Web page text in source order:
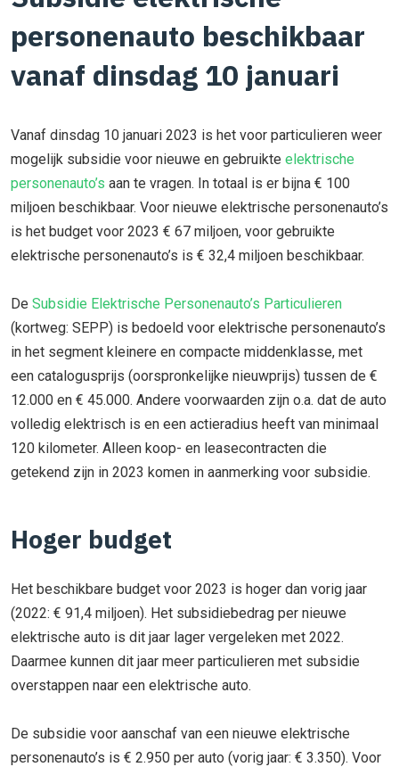
personenauto beschikbaar
vanaf dinsdag 10 januari
Vanaf dinsdag 10 januari 2023 is het voor particulieren weer
mogelijk subsidie voor nieuwe en gebruikte elektrische
personenauto’s aan te vragen. In totaal is er bijna € 100
miljoen beschikbaar. Voor nieuwe elektrische personenauto’s
is het budget voor 2023 € 67 miljoen, voor gebruikte
elektrische personenauto’s is € 32,4 miljoen beschikbaar.
De Subsidie Elektrische Personenauto’s Particulieren
(kortweg: SEPP) is bedoeld voor elektrische personenauto’s
in het segment kleinere en compacte middenklasse, met
een catalogusprijs (oorspronkelijke nieuwprijs) tussen de €
12.000 en € 45.000. Andere voorwaarden zijn o.a. dat de auto
volledig elektrisch is en een actieradius heeft van minimaal
120 kilometer. Alleen koop- en leasecontracten die
getekend zijn in 2023 komen in aanmerking voor subsidie.
Hoger budget
Het beschikbare budget voor 2023 is hoger dan vorig jaar
(2022: € 91,4 miljoen). Het subsidiebedrag per nieuwe
elektrische auto is dit jaar lager vergeleken met 2022.
Daarmee kunnen dit jaar meer particulieren met subsidie
overstappen naar een elektrische auto.
De subsidie voor aanschaf van een nieuwe elektrische
personenauto’s is € 2.950 per auto (vorig jaar: € 3.350). Voor